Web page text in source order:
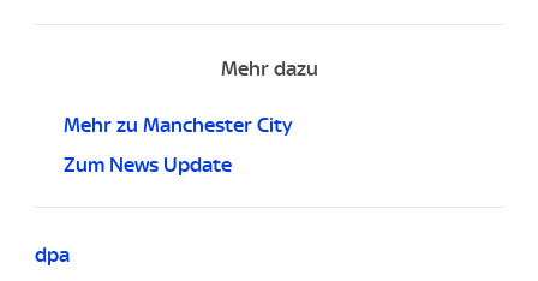
Mehr dazu
Mehr zu Manchester City
Zum News Update
dpa